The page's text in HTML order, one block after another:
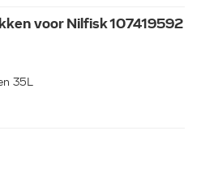
voor Nilfisk 107419592
35L